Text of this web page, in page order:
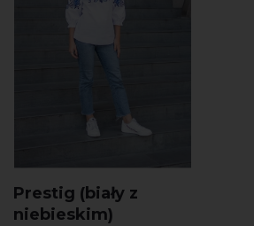
Prestig (biały z
niebieskim)